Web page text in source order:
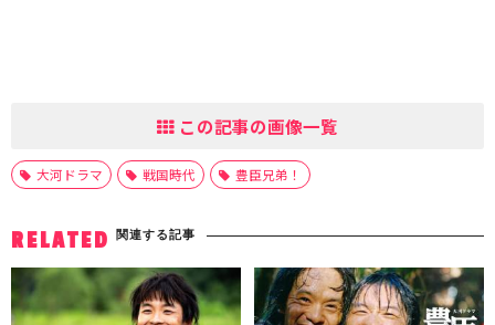
この記事の画像一覧
大河ドラマ 戦国時代 豊臣兄弟！
RELATED 関連する記事